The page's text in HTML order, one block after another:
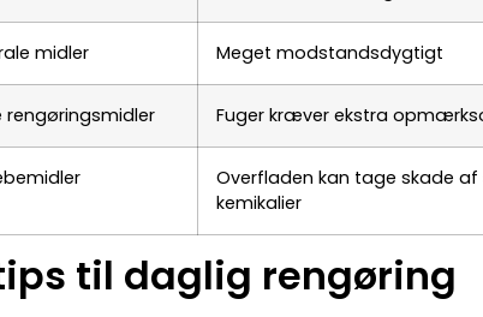
midler Meget modstandsdygtigt
rengøringsmidler Fuger kræver ekstra
Overfladen kan tage skade
kemikalier
til daglig rengøring